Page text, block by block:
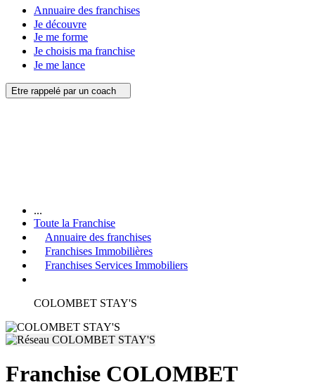
Annuaire des franchises
Je découvre
Je me forme
Je choisis ma franchise
Je me lance
Etre rappelé par un coach
...
Toute la Franchise
Annuaire des franchises
Franchises Immobilières
Franchises Services Immobiliers
COLOMBET STAY'S
Franchise COLOMBET